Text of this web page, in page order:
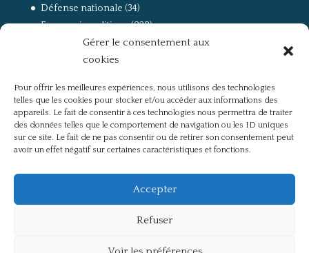
Gérer le consentement aux
cookies
Pour offrir les meilleures expériences, nous utilisons des technologies
telles que les cookies pour stocker et/ou accéder aux informations des
appareils. Le fait de consentir à ces technologies nous permettra de traiter
des données telles que le comportement de navigation ou les ID uniques
sur ce site. Le fait de ne pas consentir ou de retirer son consentement peut
avoir un effet négatif sur certaines caractéristiques et fonctions.
Accepter
Refuser
Défense nationale (34)
Economie politique(238)
(168)
La guerre, la Résistance et la Déportation
Non classé(42)
Partis politiques, intelligentsia, médias(750)
Présentation(4)
Références(57)